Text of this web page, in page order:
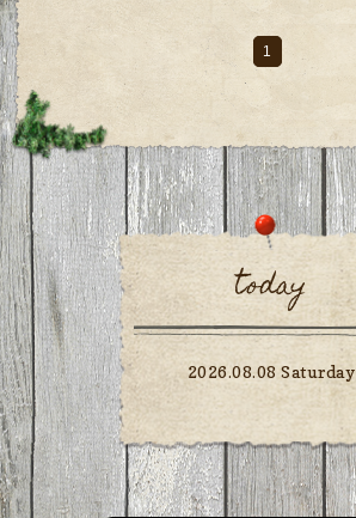
1
today
2026.08.08 Saturday